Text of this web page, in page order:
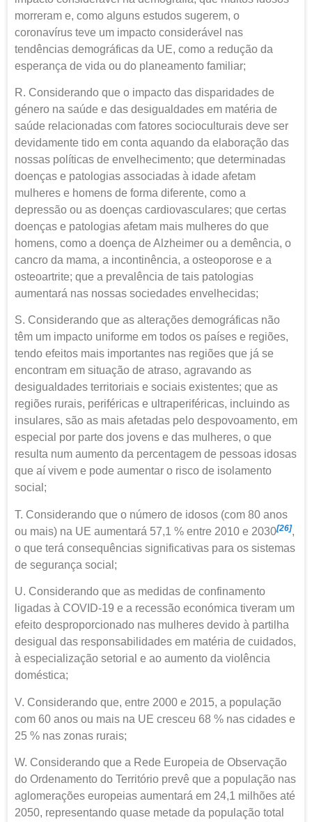
morreram e, como alguns estudos sugerem, o
coronavírus teve um impacto considerável nas
tendências demográficas da UE, como a redução da
esperança de vida ou do planeamento familiar;
R. Considerando que o impacto das disparidades de
género na saúde e das desigualdades em matéria de
saúde relacionadas com fatores socioculturais deve ser
devidamente tido em conta aquando da elaboração das
nossas políticas de envelhecimento; que determinadas
doenças e patologias associadas à idade afetam
mulheres e homens de forma diferente, como a
depressão ou as doenças cardiovasculares; que certas
doenças e patologias afetam mais mulheres do que
homens, como a doença de Alzheimer ou a demência, o
cancro da mama, a incontinência, a osteoporose e a
osteoartrite; que a prevalência de tais patologias
aumentará nas nossas sociedades envelhecidas;
S. Considerando que as alterações demográficas não
têm um impacto uniforme em todos os países e regiões,
tendo efeitos mais importantes nas regiões que já se
encontram em situação de atraso, agravando as
desigualdades territoriais e sociais existentes; que as
regiões rurais, periféricas e ultraperiféricas, incluindo as
insulares, são as mais afetadas pelo despovoamento, em
especial por parte dos jovens e das mulheres, o que
resulta num aumento da percentagem de pessoas idosas
que aí vivem e pode aumentar o risco de isolamento
social;
T. Considerando que o número de idosos (com 80 anos
ou mais) na UE aumentará 57,1 % entre 2010 e 2030[26],
o que terá consequências significativas para os sistemas
de segurança social;
U. Considerando que as medidas de confinamento
ligadas à COVID-19 e a recessão económica tiveram um
efeito desproporcionado nas mulheres devido à partilha
desigual das responsabilidades em matéria de cuidados,
à especialização setorial e ao aumento da violência
doméstica;
V. Considerando que, entre 2000 e 2015, a população
com 60 anos ou mais na UE cresceu 68 % nas cidades e
25 % nas zonas rurais;
W. Considerando que a Rede Europeia de Observação
do Ordenamento do Território prevê que a população nas
aglomerações europeias aumentará em 24,1 milhões até
2050, representando quase metade da população total